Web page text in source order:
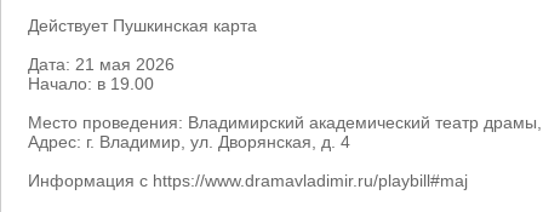
Действует Пушкинская карта
Дата: 21 мая 2026
Начало: в 19.00
Место проведения: Владимирский академический театр
Адрес: г. Владимир, ул. Дворянская, д. 4
Информация с https://www.dramavladimir.ru/playbill#maj